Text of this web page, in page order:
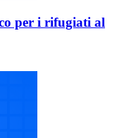
per i rifugiati al